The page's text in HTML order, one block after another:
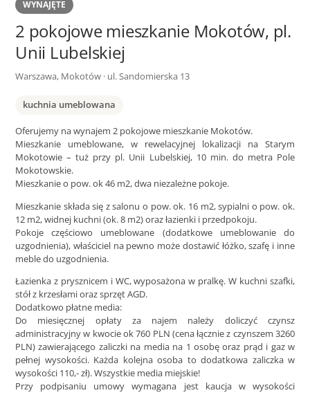
WYNAJĘTE
2 pokojowe mieszkanie Mokotów, pl.
Unii Lubelskiej
Warszawa, Mokotów · ul. Sandomierska 13
kuchnia umeblowana
Oferujemy na wynajem 2 pokojowe mieszkanie Mokotów.
Mieszkanie umeblowane, w rewelacyjnej lokalizacji na Starym
Mokotowie – tuż przy pl. Unii Lubelskiej, 10 min. do metra Pole
Mokotowskie.
Mieszkanie o pow. ok 46 m2, dwa niezależne pokoje.
Mieszkanie składa się z salonu o pow. ok. 16 m2, sypialni o pow. ok.
12 m2, widnej kuchni (ok. 8 m2) oraz łazienki i przedpokoju.
Pokoje częściowo umeblowane (dodatkowe umeblowanie do
uzgodnienia), właściciel na pewno może dostawić łóżko, szafę i inne
meble do uzgodnienia.
Łazienka z prysznicem i WC, wyposażona w pralkę. W kuchni szafki,
stół z krzesłami oraz sprzęt AGD.
Dodatkowo płatne media:
Do miesięcznej opłaty za najem należy doliczyć czynsz
administracyjny w kwocie ok 760 PLN (cena łącznie z czynszem 3260
PLN) zawierającego zaliczki na media na 1 osobę oraz prąd i gaz w
pełnej wysokości. Każda kolejna osoba to dodatkowa zaliczka w
wysokości 110,- zł). Wszystkie media miejskie!
Przy podpisaniu umowy wymagana jest kaucja w wysokości